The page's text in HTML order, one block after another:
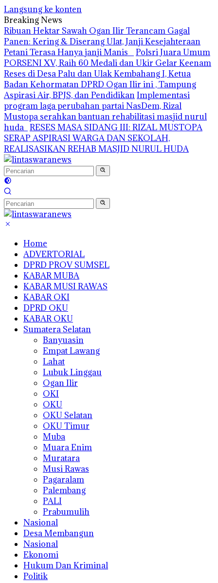
Langsung ke konten
Breaking News
Ribuan Hektar Sawah Ogan Ilir Terancam Gagal
Panen: Kering & Diserang Ulat, Janji Kesejahteraan
Petani Terasa Hanya janji Manis
Polsri Juara Umum
PORSENI XV, Raih 60 Medali dan Ukir Gelar Keenam
Reses di Desa Palu dan Ulak Kembahang I, Ketua
Badan Kehormatan DPRD Ogan Ilir ini , Tampung
Aspirasi Air, BPJS, dan PendidikanImplementasi
program laga perubahan partai NasDem, Rizal
Mustopa serahkan bantuan rehabilitasi masjid nurul
huda RESES MASA SIDANG III: RIZAL MUSTOPA
SERAP ASPIRASI WARGA DAN SEKOLAH,
REALISASIKAN REHAB MASJID NURUL HUDA
Home
ADVERTORIAL
DPRD PROV SUMSEL
KABAR MUBA
KABAR MUSI RAWAS
KABAR OKI
DPRD OKU
KABAR OKU
Sumatera Selatan
Banyuasin
Empat Lawang
Lahat
Lubuk Linggau
Ogan Ilir
OKI
OKU
OKU Selatan
OKU Timur
Muba
Muara Enim
Muratara
Musi Rawas
Pagaralam
Palembang
PALI
Prabumulih
Nasional
Desa Membangun
Nasional
Ekonomi
Hukum Dan Kriminal
Politik